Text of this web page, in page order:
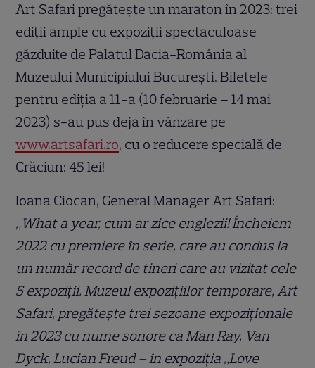
Art Safari pregătește un maraton în 2023: trei
ediții ample cu expoziții spectaculoase
găzduite de Palatul Dacia-România al
Muzeului Municipiului București. Biletele
pentru ediția a 11-a (10 februarie – 14 mai
2023) s-au pus deja în vânzare pe
www.artsafari.ro, cu o reducere specială de
Crăciun: 45 lei!
Ioana Ciocan, General Manager Art Safari:
„What a year, cum ar zice englezii! Încheiem
2022 cu premiere în serie, care au condus la
un număr record de tineri care au vizitat cele
5 expoziții. Muzeul expozițiilor temporare, Art
Safari, pregătește trei sezoane expoziționale
în 2023 cu nume sonore ca Man Ray, Van
Dyck, Lucian Freud – în expoziția „Love